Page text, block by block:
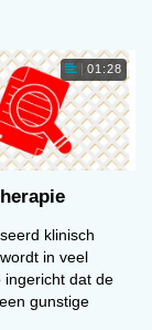
of
effecten
zijn de
de
om
gevallen
01:28
klinisch
in veel
ingericht dat de
gunstige